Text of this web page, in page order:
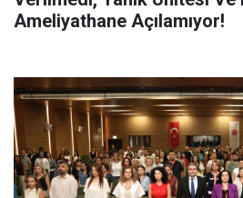
Ameliyathane Açılamıyor!